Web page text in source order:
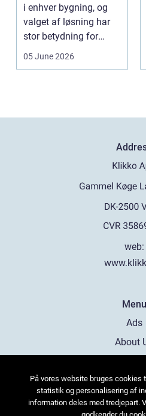
i enhver bygning, og
valget af løsning har
stor betydning for
b&a...
05 June 2026
web:
Menu
Ads
About
På vores website bruges cookies
statistik og personalisering af
information deles med tredjepart.